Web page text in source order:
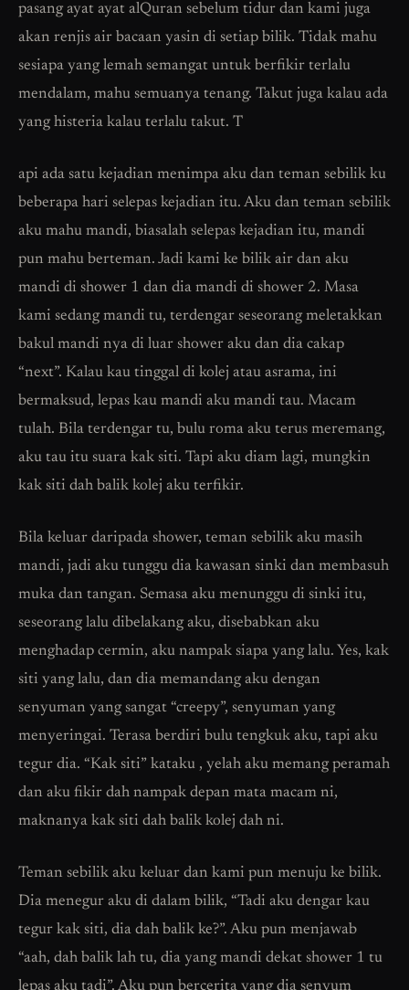
pasang ayat ayat alQuran sebelum tidur dan kami juga
akan renjis air bacaan yasin di setiap bilik. Tidak mahu
sesiapa yang lemah semangat untuk berfikir terlalu
mendalam, mahu semuanya tenang. Takut juga kalau ada
yang histeria kalau terlalu takut. T
api ada satu kejadian menimpa aku dan teman sebilik ku
beberapa hari selepas kejadian itu. Aku dan teman sebilik
aku mahu mandi, biasalah selepas kejadian itu, mandi
pun mahu berteman. Jadi kami ke bilik air dan aku
mandi di shower 1 dan dia mandi di shower 2. Masa
kami sedang mandi tu, terdengar seseorang meletakkan
bakul mandi nya di luar shower aku dan dia cakap
“next”. Kalau kau tinggal di kolej atau asrama, ini
bermaksud, lepas kau mandi aku mandi tau. Macam
tulah. Bila terdengar tu, bulu roma aku terus meremang,
aku tau itu suara kak siti. Tapi aku diam lagi, mungkin
kak siti dah balik kolej aku terfikir.
Bila keluar daripada shower, teman sebilik aku masih
mandi, jadi aku tunggu dia kawasan sinki dan membasuh
muka dan tangan. Semasa aku menunggu di sinki itu,
seseorang lalu dibelakang aku, disebabkan aku
menghadap cermin, aku nampak siapa yang lalu. Yes, kak
siti yang lalu, dan dia memandang aku dengan
senyuman yang sangat “creepy”, senyuman yang
menyeringai. Terasa berdiri bulu tengkuk aku, tapi aku
tegur dia. “Kak siti” kataku , yelah aku memang peramah
dan aku fikir dah nampak depan mata macam ni,
maknanya kak siti dah balik kolej dah ni.
Teman sebilik aku keluar dan kami pun menuju ke bilik.
Dia menegur aku di dalam bilik, “Tadi aku dengar kau
tegur kak siti, dia dah balik ke?”. Aku pun menjawab
“aah, dah balik lah tu, dia yang mandi dekat shower 1 tu
lepas aku tadi”. Aku pun bercerita yang dia senyum